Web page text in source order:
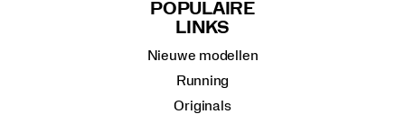
POPULAIRE
LINKS
Nieuwe modellen
Running
Originals